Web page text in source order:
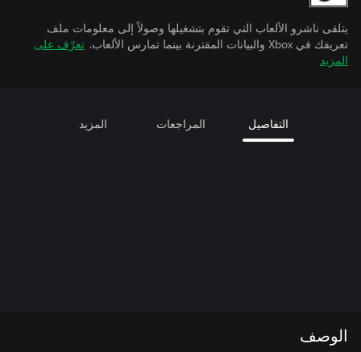
يتلقى ناشرو الألعاب التي تقوم بتشغيلها وصولاً إلى معلومات ملف
تعريفك في Xbox والبيانات المقترنة بينما تمارس الألعاب.
تعرّف على
المزيد
التفاصيل المراجعات المزيد
الوصف